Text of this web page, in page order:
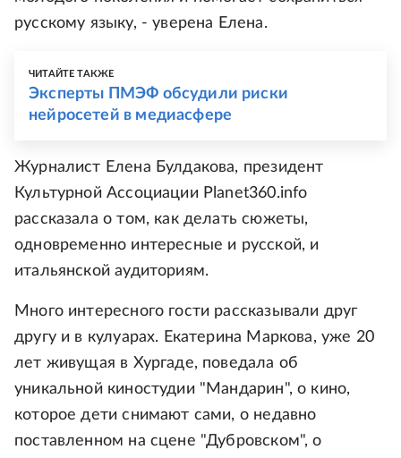
русскому языку, - уверена Елена.
ЧИТАЙТЕ ТАКЖЕ
Эксперты ПМЭФ обсудили риски
нейросетей в медиасфере
Журналист Елена Булдакова, президент
Культурной Ассоциации Planet360.info
рассказала о том, как делать сюжеты,
одновременно интересные и русской, и
итальянской аудиториям.
Много интересного гости рассказывали друг
другу и в кулуарах. Екатерина Маркова, уже 20
лет живущая в Хургаде, поведала об
уникальной киностудии "Мандарин", о кино,
которое дети снимают сами, о недавно
поставленном на сцене "Дубровском", о